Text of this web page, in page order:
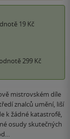
19 Kč
299 Kč
mistrovském díle
znalců umění, liší
k žádné katastrofě,
osudy skutečných